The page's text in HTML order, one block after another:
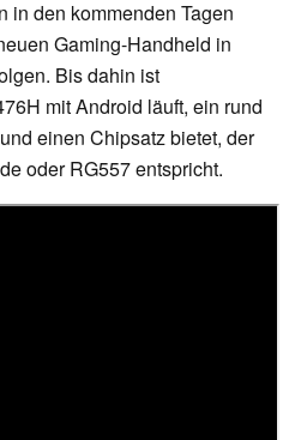
in den kommenden Tagen
Gaming-Handheld in
Bis dahin ist
mit Android läuft, ein rund
einen Chipsatz bietet, der
oder RG557 entspricht.